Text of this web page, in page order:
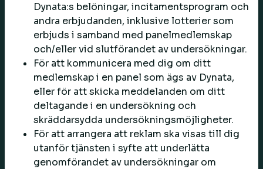
Dynata:s belöningar, incitamentsprogram och
andra erbjudanden, inklusive lotterier som
erbjuds i samband med panelmedlemskap
och/eller vid slutförandet av undersökningar.
För att kommunicera med dig om ditt
medlemskap i en panel som ägs av Dynata,
eller för att skicka meddelanden om ditt
deltagande i en undersökning och
skräddarsydda undersökningsmöjligheter.
För att arrangera att reklam ska visas till dig
utanför tjänsten i syfte att underlätta
genomförandet av undersökningar om